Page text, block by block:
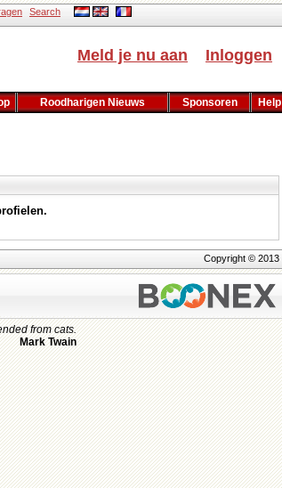
Search
Meld je nu aan Inloggen
Roodharigen Nieuws Sponsoren Help
Copyright © 2013
from cats.
Mark Twain